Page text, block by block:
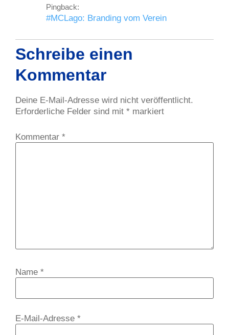
Pingback:
#MCLago: Branding vom Verein
Schreibe einen
Kommentar
Deine E-Mail-Adresse wird nicht veröffentlicht.
Erforderliche Felder sind mit * markiert
Kommentar *
Name *
E-Mail-Adresse *